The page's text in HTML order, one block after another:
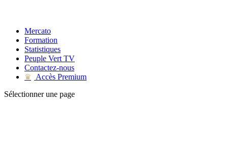
Mercato
Formation
Statistiques
Peuple Vert TV
Contactez-nous
♛
Accès Premium
Sélectionner une page